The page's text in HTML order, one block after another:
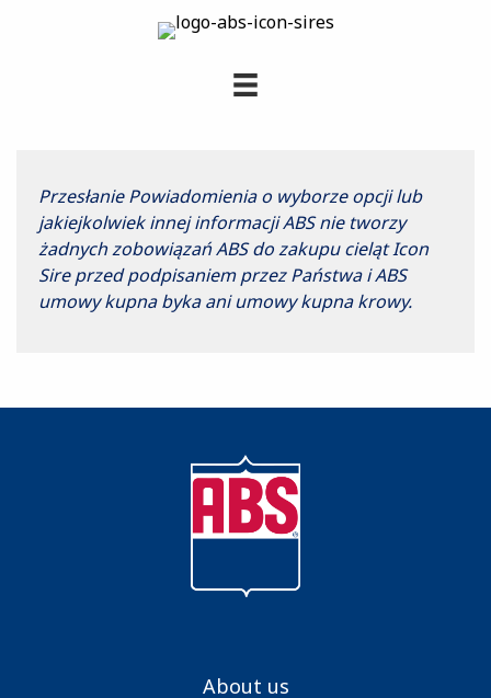
Przesłanie Powiadomienia o wyborze opcji lub
jakiejkolwiek innej informacji ABS nie tworzy
żadnych zobowiązań ABS do zakupu cieląt Icon
Sire przed podpisaniem przez Państwa i ABS
umowy kupna byka ani umowy kupna krowy.
About us